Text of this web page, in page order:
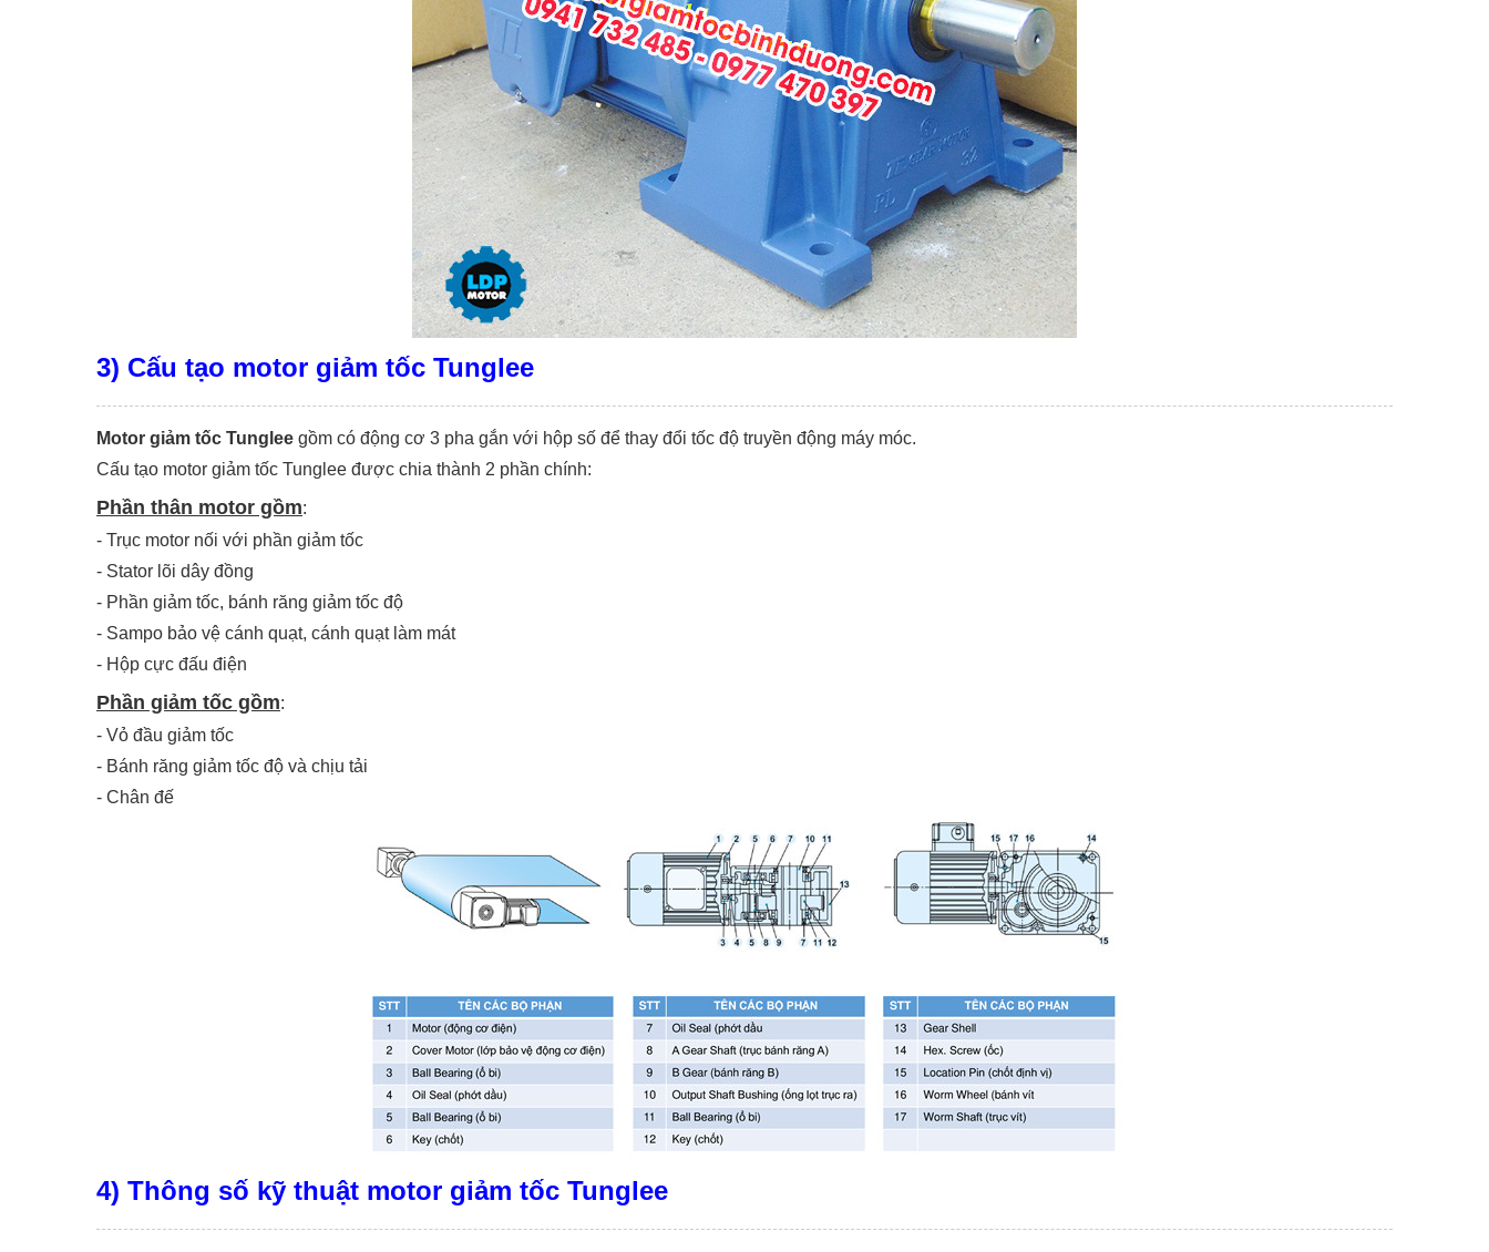
3) Cấu tạo motor giảm tốc Tunglee
Motor giảm tốc Tunglee gồm có động cơ 3 pha gắn với hộp số để thay đổi tốc độ truyền động máy móc.
Cấu tạo motor giảm tốc Tunglee được chia thành 2 phần chính:
Phần thân motor gồm:
- Trục motor nối với phần giảm tốc
- Stator lõi dây đồng
- Phần giảm tốc, bánh răng giảm tốc độ
- Sampo bảo vệ cánh quạt, cánh quạt làm mát
- Hộp cực đấu điện
Phần giảm tốc gồm:
- Vỏ đầu giảm tốc
- Bánh răng giảm tốc độ và chịu tải
- Chân đế
4) Thông số kỹ thuật motor giảm tốc Tunglee